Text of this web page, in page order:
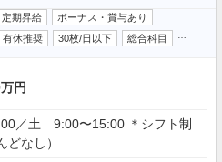
定期昇給
ボーナス・賞与あり
有休推奨 30枚/日以下 総合科目
円
／土 9:00〜15:00 ＊シフト制
なし）